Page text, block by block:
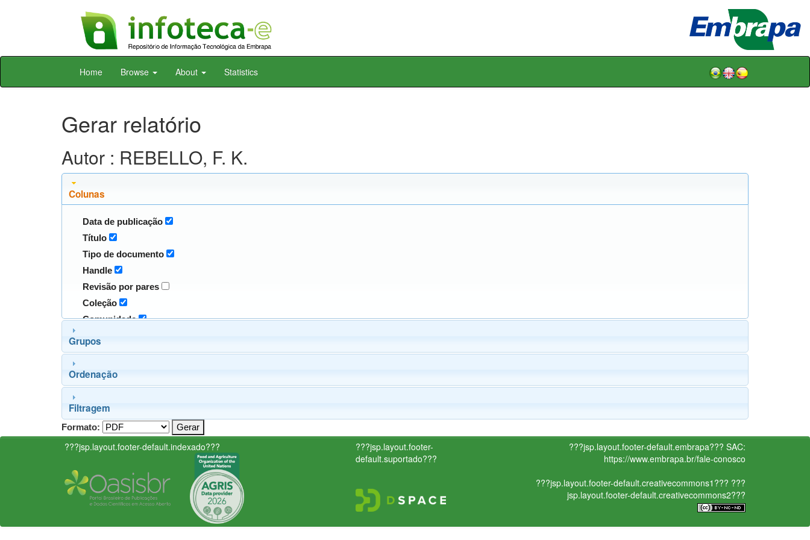
Skip
Home Browse About Statistics
Gerar relatório
Autor : REBELLO, F. K.
Colunas
Data de publicação
Título
Tipo de documento
Handle
Revisão por pares
Coleção
Comunidade
Grupos
Ordenação
Filtragem
Formato:
???jsp.layout.footer-default.indexado???
???jsp.layout.footer-
default.suportado???
???jsp.layout.footer-default.embrapa??? SAC:
https://www.embrapa.br/fale-conosco
???jsp.layout.footer-default.creativecommons1??? ???
jsp.layout.footer-default.creativecommons2???